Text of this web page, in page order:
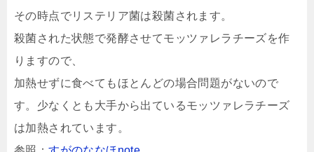
その時点でリステリア菌は殺菌されます。
殺菌された状態で発酵させてモッツァレラチーズを作
りますので、
加熱せずに食べてもほとんどの場合問題がないので
す。少なくとも大手から出ているモッツァレラチーズ
は加熱されています。